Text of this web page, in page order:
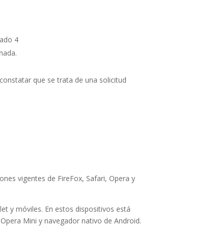
4
.
que se trata de una solicitud
vigentes de FireFox, Safari, Opera y
y móviles. En estos dispositivos está
Mini y navegador nativo de Android.